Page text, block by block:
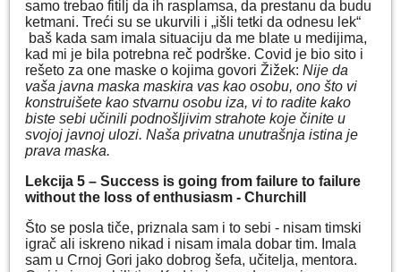
samo trebao fitilj da ih rasplamsa, da prestanu da budu
ketmani. Treći su se ukurvili i „išli tetki da odnesu lek“
baš kada sam imala situaciju da me blate u medijima,
kad mi je bila potrebna reč podrške. Covid je bio sito i
rešeto za one maske o kojima govori Žižek: Nije da
vaša javna maska maskira vas kao osobu, ono što vi
konstruišete kao stvarnu osobu iza, vi to radite kako
biste sebi učinili podnošljivim strahote koje činite u
svojoj javnoj ulozi. Naša privatna unutrašnja istina je
prava maska.
Lekcija 5 – Success is going from failure to failure
without the loss of enthusiasm - Churchill
Što se posla tiče, priznala sam i to sebi - nisam timski
igrač ali iskreno nikad i nisam imala dobar tim. Imala
sam u Crnoj Gori jako dobrog šefa, učitelja, mentora.